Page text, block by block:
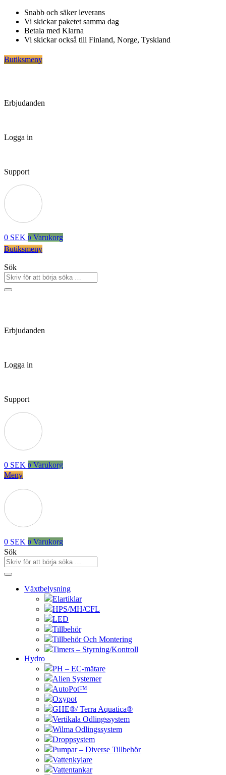
Hoppa
innehåll
Snabb och säker leverans
Vi skickar paketet samma dag
Betala med Klarna
Vi skickar också till Finland, Norge, Tyskland
Butiksmeny
Erbjudanden
Logga in
Support
0 SEK 0 Varukorg
Butiksmeny
Sök
Erbjudanden
Logga in
Support
0 SEK 0 Varukorg
Meny
0 SEK 0 Varukorg
Sök
Växtbelysning
Elartiklar
HPS/MH/CFL
LED
Tillbehör
Tillbehör Och Montering
Timers – Styrning/Kontroll
Hydro
PH – EC-mätare
Alien Systemer
AutoPot™
Oxypot
GHE®/ Terra Aquatica®
Vertikala Odlingssystem
Wilma Odlingssystem
Droppsystem
Pumpar – Diverse Tillbehör
Vattenkylare
Vattentankar